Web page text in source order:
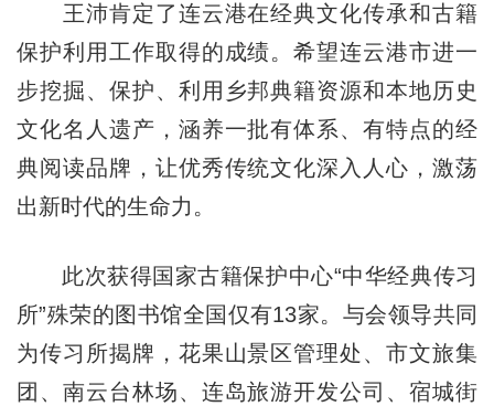
王沛肯定了连云港在经典文化传承和古籍
保护利用工作取得的成绩。希望连云港市进一
步挖掘、保护、利用乡邦典籍资源和本地历史
文化名人遗产，涵养一批有体系、有特点的经
典阅读品牌，让优秀传统文化深入人心，激荡
出新时代的生命力。
此次获得国家古籍保护中心“中华经典传习
所”殊荣的图书馆全国仅有13家。与会领导共同
为传习所揭牌，花果山景区管理处、市文旅集
团、南云台林场、连岛旅游开发公司、宿城街